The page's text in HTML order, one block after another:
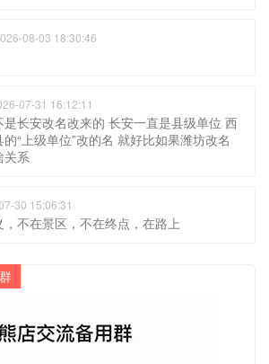
08-03 18:30:46
07-31 16:12:11
是长安改名改来的 长安一直是县级单位 西
“上级单位”改的名 就好比如果潍坊改名
关系
30 15:06:31
不在景区，不在终点，在路上